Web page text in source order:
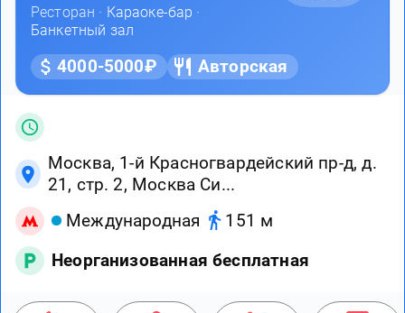
Ресторан · Караоке-бар ·
Банкетный зал
4000-5000₽ Авторская
Москва, 1-й Красногвардейский пр-д, д.
21, стр. 2, Москва Cи...
Международная
151 м
Неорганизованная бесплатная